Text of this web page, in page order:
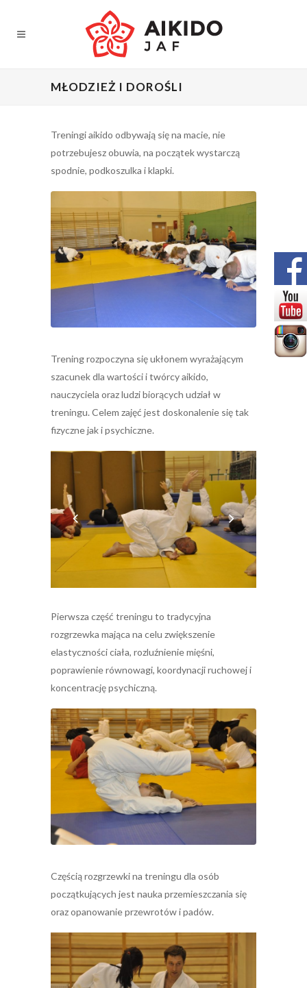
MŁODZIEŻ I DOROŚLI
Treningi aikido odbywają się na macie, nie
potrzebujesz obuwia, na początek wystarczą
spodnie, podkoszulka i klapki.
Trening rozpoczyna się ukłonem wyrażającym
szacunek dla wartości i twórcy aikido,
nauczyciela oraz ludzi biorących udział w
treningu. Celem zajęć jest doskonalenie się tak
fizyczne jak i psychiczne.
Pierwsza część treningu to tradycyjna
rozgrzewka mająca na celu zwiększenie
elastyczności ciała, rozluźnienie mięśni,
poprawienie równowagi, koordynacji ruchowej i
koncentrację psychiczną.
Częścią rozgrzewki na treningu dla osób
początkujących jest nauka przemieszczania się
oraz opanowanie przewrotów i padów.